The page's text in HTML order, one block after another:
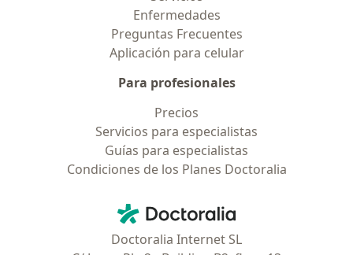
Enfermedades
Preguntas Frecuentes
Aplicación para celular
Para profesionales
Precios
Servicios para especialistas
Guías para especialistas
Condiciones de los Planes Doctoralia
Doctoralia - Página de inicio
Doctoralia Internet SL